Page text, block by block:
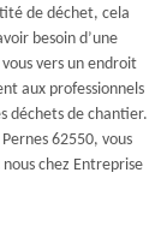
de déchet, cela
besoin d’une
vers un endroit
aux professionnels
déchets de chantier.
62550, vous
chez Entreprise